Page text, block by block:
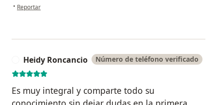
• en opinión del usuario Lenis Sagbini
Reportar
Heidy Roncancio Número de teléfono verificado
Es muy integral y comparte todo su